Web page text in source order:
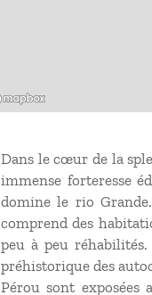
Dans le cœur de la
immense forteresse
domine le rio
comprend des
peu à peu
préhistorique des
Pérou sont exposées